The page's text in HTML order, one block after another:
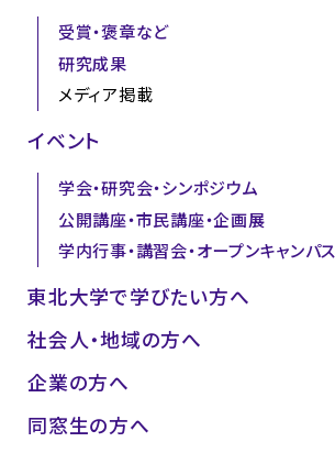
受賞・褒章など
研究成果
メディア掲載
イベント
学会・研究会・シンポジウム
公開講座・市民講座・企画展
学内行事・講習会・オープンキャンパス
東北大学で学びたい方へ
社会人・地域の方へ
企業の方へ
同窓生の方へ